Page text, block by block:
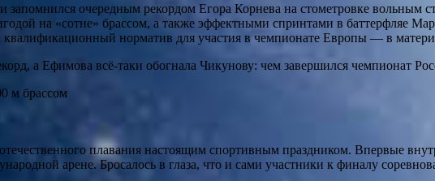
запомнился очередным рекордом Егора Корнева на стометровке
на «сотне» брассом, а также эффектными спринтами в баттерфляе
квалификационный норматив для участия в чемпионате Европы — в
м брассом
плавания настоящим спортивным праздником. Впервые
арене. Бросалось в глаза, что и сами участники к финалу